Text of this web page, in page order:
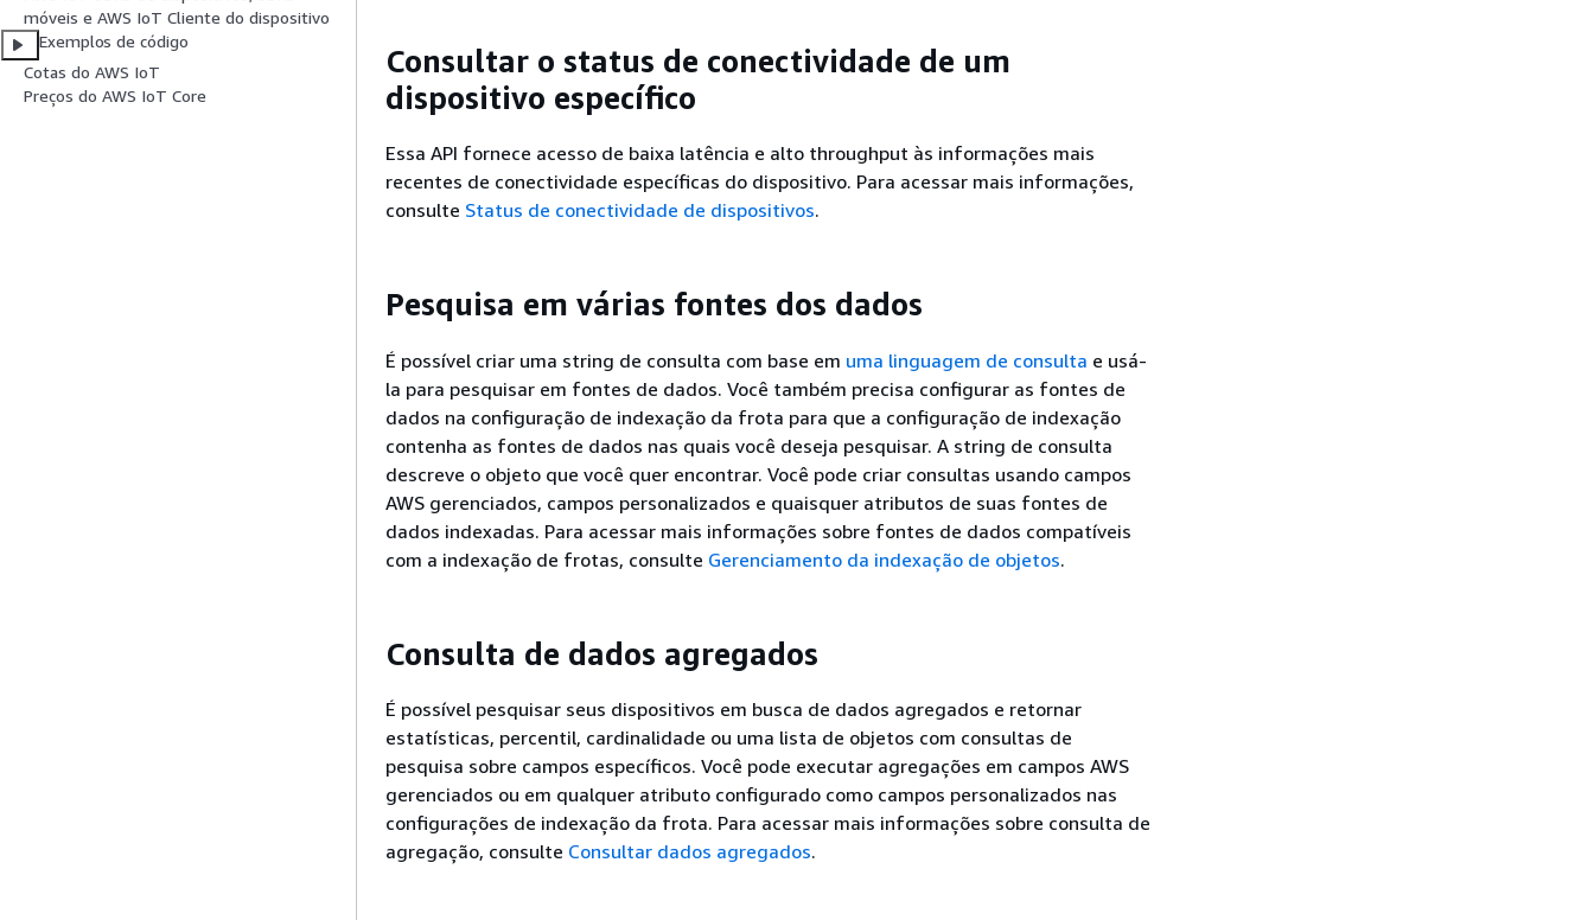
móveis e AWS IoT Cliente do dispositivo
Exemplos de código
Cotas do AWS IoT
Preços do AWS IoT Core
Consultar o status de conectividade de um
dispositivo específico
Essa API fornece acesso de baixa latência e alto throughput às informações mais
recentes de conectividade específicas do dispositivo. Para acessar mais informações,
consulte Status de conectividade de dispositivos.
Pesquisa em várias fontes dos dados
É possível criar uma string de consulta com base em uma linguagem de consulta e usá-
la para pesquisar em fontes de dados. Você também precisa configurar as fontes de
dados na configuração de indexação da frota para que a configuração de indexação
contenha as fontes de dados nas quais você deseja pesquisar. A string de consulta
descreve o objeto que você quer encontrar. Você pode criar consultas usando campos
AWS gerenciados, campos personalizados e quaisquer atributos de suas fontes de
dados indexadas. Para acessar mais informações sobre fontes de dados compatíveis
com a indexação de frotas, consulte Gerenciamento da indexação de objetos.
Consulta de dados agregados
É possível pesquisar seus dispositivos em busca de dados agregados e retornar
estatísticas, percentil, cardinalidade ou uma lista de objetos com consultas de
pesquisa sobre campos específicos. Você pode executar agregações em campos AWS
gerenciados ou em qualquer atributo configurado como campos personalizados nas
configurações de indexação da frota. Para acessar mais informações sobre consulta de
agregação, consulte Consultar dados agregados.